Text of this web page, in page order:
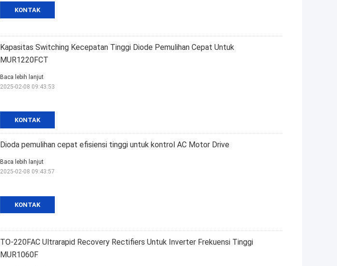
KONTAK
Kapasitas Switching Kecepatan Tinggi Diode Pemulihan Cepat Untuk
MUR1220FCT
KONTAK
Baca lebih lanjut
2025-02-08 09:43:53
Dioda pemulihan cepat efisiensi tinggi untuk kontrol AC Motor Drive
KONTAK
Baca lebih lanjut
2025-02-08 09:43:57
TO-220FAC Ultrarapid Recovery Rectifiers Untuk Inverter Frekuensi Tinggi
MUR1060F